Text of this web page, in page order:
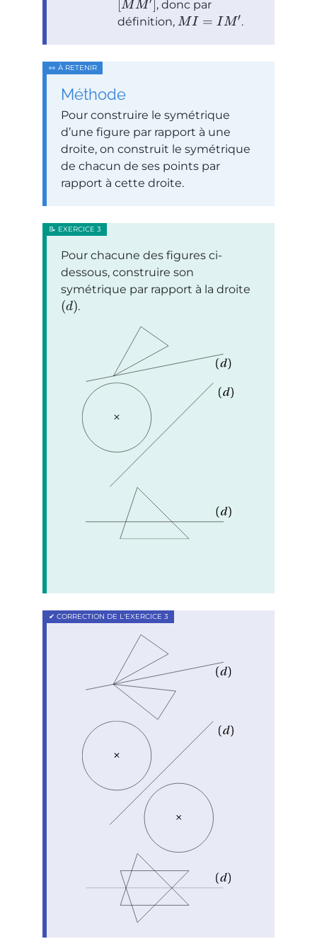
MM
, donc par
définition, MI = IM′.
Méthode
Pour construire le symétrique
d’une figure par rapport à une
droite, on construit le symétrique
de chacun de ses points par
rapport à cette droite.
Pour chacune des figures ci-
dessous, construire son
symétrique par rapport à la droite
(d).